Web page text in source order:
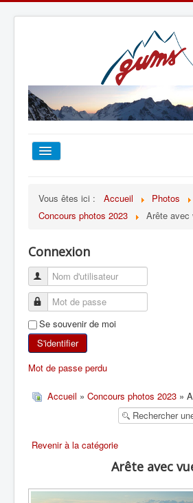
TOUT SUR LE GUMS
ESCALADE
ALPINISME
SKI DE RANDONNÉE
RANDONNÉE SPORTIVE
Vous êtes ici : Accueil
Photos
Concours photos 2023
Arête avec
Connexion
Se souvenir de moi
S'identifier
Mot de passe perdu
Accueil » Concours photos 2023 »
Revenir à la catégorie
Arête avec